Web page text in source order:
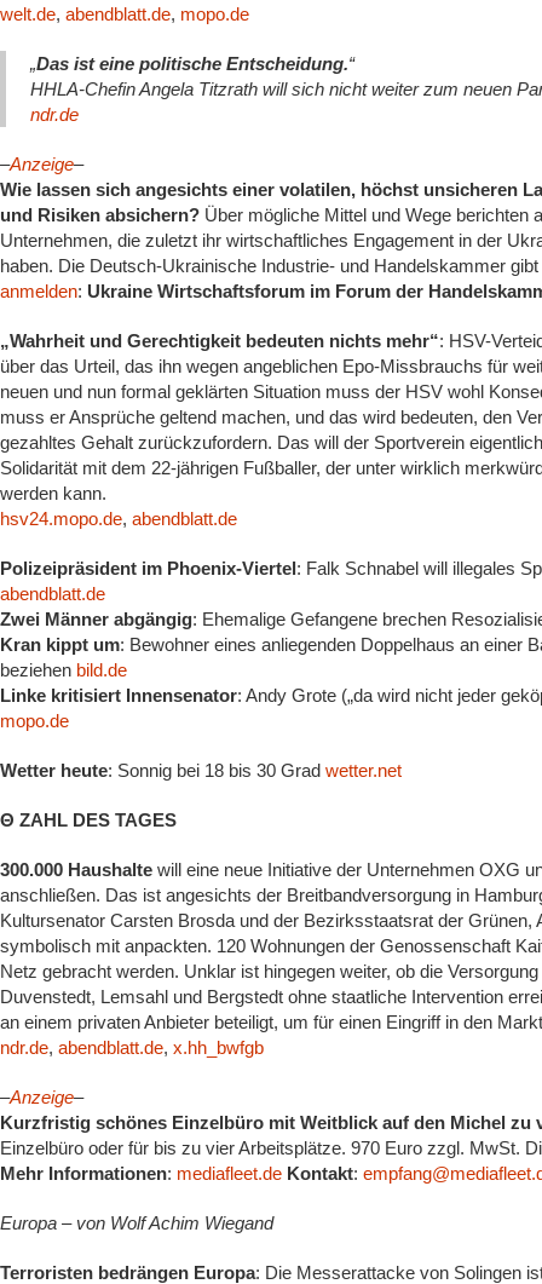
welt.de, abendblatt.de, mopo.de
„Das ist eine politische Entscheidung.“
HHLA-Chefin Angela Titzrath will sich nicht weiter zum neuen
ndr.de
–Anzeige–
Wie lassen sich angesichts einer volatilen, höchst unsicheren
und Risiken absichern? Über mögliche Mittel und Wege berichten
Unternehmen, die zuletzt ihr wirtschaftliches Engagement in der
haben. Die Deutsch-Ukrainische Industrie- und Handelskammer
anmelden: Ukraine Wirtschaftsforum im Forum der
„Wahrheit und Gerechtigkeit bedeuten nichts mehr“: HSV-
über das Urteil, das ihn wegen angeblichen Epo-Missbrauchs für
neuen und nun formal geklärten Situation muss der HSV wohl
muss er Ansprüche geltend machen, und das wird bedeuten, den
gezahltes Gehalt zurückzufordern. Das will der Sportverein
Solidarität mit dem 22-jährigen Fußballer, der unter wirklich
werden kann.
hsv24.mopo.de, abendblatt.de
Polizeipräsident im Phoenix-Viertel: Falk Schnabel will illegales
abendblatt.de
Zwei Männer abgängig: Ehemalige Gefangene brechen
Kran kippt um: Bewohner eines anliegenden Doppelhaus an einer
beziehen bild.de
Linke kritisiert Innensenator: Andy Grote („da wird nicht jeder
mopo.de
Wetter heute: Sonnig bei 18 bis 30 Grad wetter.net
Θ ZAHL DES TAGES
300.000 Haushalte will eine neue Initiative der Unternehmen OXG
anschließen. Das ist angesichts der Breitbandversorgung in
Kultursenator Carsten Brosda und der Bezirksstaatsrat der Grünen,
symbolisch mit anpackten. 120 Wohnungen der Genossenschaft
Netz gebracht werden. Unklar ist hingegen weiter, ob die
Duvenstedt, Lemsahl und Bergstedt ohne staatliche Intervention
an einem privaten Anbieter beteiligt, um für einen Eingriff in den
ndr.de, abendblatt.de, x.hh_bwfgb
–Anzeige–
Kurzfristig schönes Einzelbüro mit Weitblick auf den Michel zu
Einzelbüro oder für bis zu vier Arbeitsplätze. 970 Euro zzgl. MwSt.
Mehr Informationen: mediafleet.de Kontakt:
Europa – von Wolf Achim Wiegand
Terroristen bedrängen Europa: Die Messerattacke von Solingen